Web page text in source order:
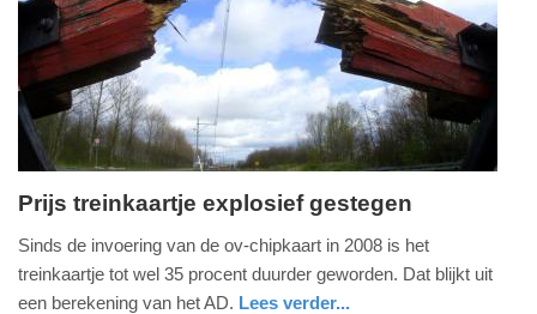
04-
2025
09:10
Prijs treinkaartje explosief gestegen
Sinds de invoering van de ov-chipkaart in 2008 is het
treinkaartje tot wel 35 procent duurder geworden. Dat blijkt uit
een berekening van het AD. Lees verder...